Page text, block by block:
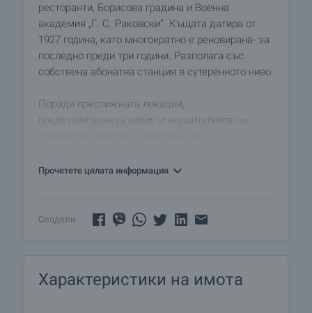
ресторанти, Борисова градина и Военна
академия „Г. С. Раковски”. Къщата датира от
1927 година, като многократно е реновирана- за
последно преди три години. Разполага със
собствена абонатна станция в сутеренното ниво.
Поради престижната локация,
представителната визия и внушителните си
школа за обучение и други.
във вътрешния двор на къщата, което е
Имотът се предлага завършен:
Прочетете цялата информация
Сподели:
Характеристики на имота